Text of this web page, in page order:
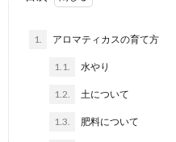
1. アロマティカスの育て方
1.1. 水やり
1.2. 土について
1.3. 肥料について